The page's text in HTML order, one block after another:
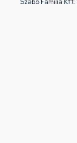
Szabó Família